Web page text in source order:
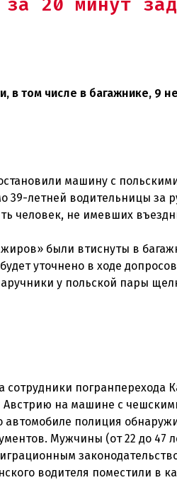
в том числе в багажнике, 9
машину с
39-летней водительницы за
человек, не имевших
были втиснуты в
уточнено в ходе
у польской пары
сотрудники
Австрию на машине с
автомобиле полиция
Мужчины (от 22 до 47